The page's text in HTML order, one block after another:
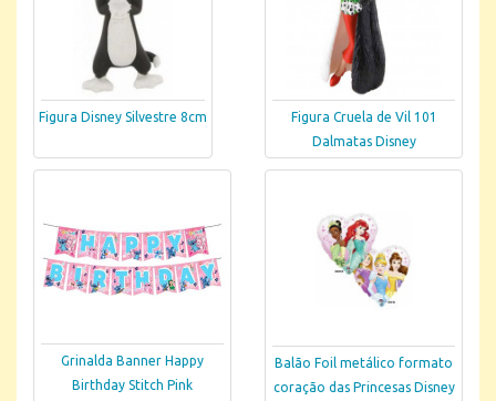
Figura Disney Silvestre 8cm
Figura Cruela de Vil 101
Dalmatas Disney
Grinalda Banner Happy
Birthday Stitch Pink
Balão Foil metálico formato
coração das Princesas Disney